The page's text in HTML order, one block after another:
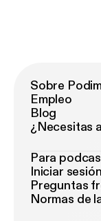
Sobre
Empleo
Blog
¿Necesitas
Para
Iniciar
Preguntas
Normas de